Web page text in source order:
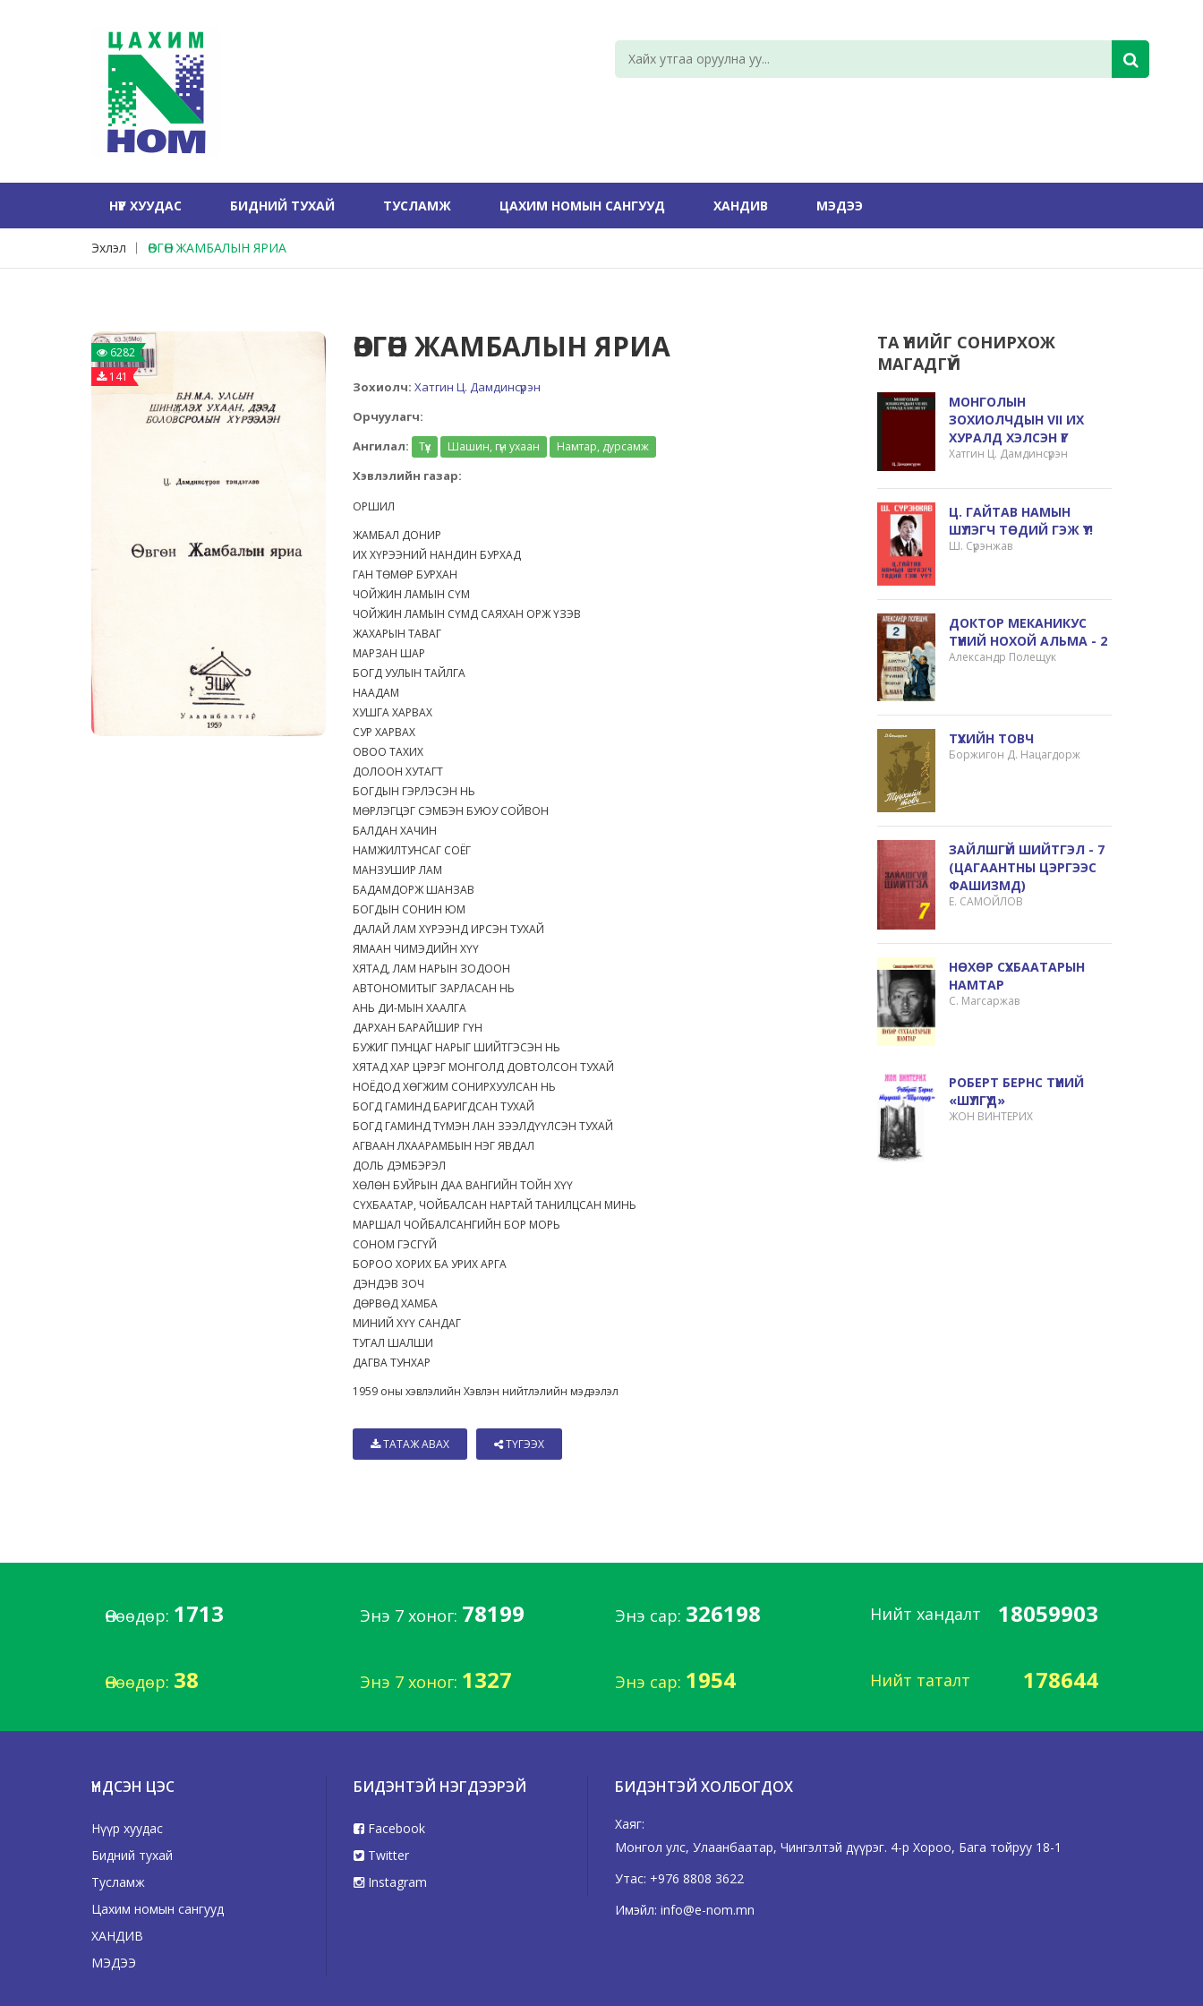
НҮҮР ХУУДАС БИДНИЙ ТУХАЙ ТУСЛАМЖ ЦАХИМ НОМЫН САНГУУД ХАНДИВ МЭДЭЭ
Эхлэл ӨВГӨН ЖАМБАЛЫН ЯРИА
6282
141
ӨВГӨН ЖАМБАЛЫН ЯРИА
Зохиолч: Хатгин Ц. Дамдинсүрэн
Орчуулагч:
Ангилал:
Түүх Шашин, гүн ухаан Намтар, дурсамж
Хэвлэлийн газар:
ОРШИЛ
ЖАМБАЛ ДОНИР
ИХ ХҮРЭЭНИЙ НАНДИН БУРХАД
ГАН ТӨМӨР БУРХАН
ЧОЙЖИН ЛАМЫН СҮМ
ЧОЙЖИН ЛАМЫН СҮМД САЯХАН ОРЖ ҮЗЭВ
ЖАХАРЫН ТАВАГ
МАРЗАН ШАР
БОГД УУЛЫН ТАЙЛГА
НААДАМ
ХУШГА ХАРВАХ
СУР ХАРВАХ
ОВОО ТАХИХ
ДОЛООН ХУТАГТ
БОГДЫН ГЭРЛЭСЭН НЬ
МӨРЛЭГЦЭГ СЭМБЭН БУЮУ СОЙВОН
БАЛДАН ХАЧИН
НАМЖИЛТУНСАГ СОЁГ
МАНЗУШИР ЛАМ
БАДАМДОРЖ ШАНЗАВ
БОГДЫН СОНИН ЮМ
ДАЛАЙ ЛАМ ХҮРЭЭНД ИРСЭН ТУХАЙ
ЯМААН ЧИМЭДИЙН ХҮҮ
ХЯТАД, ЛАМ НАРЫН ЗОДООН
АВТОНОМИТЫГ ЗАРЛАСАН НЬ
АНЬ ДИ-МЫН ХААЛГА
ДАРХАН БАРАЙШИР ГҮН
БУЖИГ ПУНЦАГ НАРЫГ ШИЙТГЭСЭН НЬ
ХЯТАД ХАР ЦЭРЭГ МОНГОЛД ДОВТОЛСОН ТУХАЙ
НОЁДОД ХӨГЖИМ СОНИРХУУЛСАН НЬ
БОГД ГАМИНД БАРИГДСАН ТУХАЙ
БОГД ГАМИНД ТҮМЭН ЛАН ЗЭЭЛДҮҮЛСЭН ТУХАЙ
АГВААН ЛХААРАМБЫН НЭГ ЯВДАЛ
ДОЛЬ ДЭМБЭРЭЛ
ХӨЛӨН БУЙРЫН ДАА ВАНГИЙН ТОЙН ХҮҮ
СҮХБААТАР, ЧОЙБАЛСАН НАРТАЙ ТАНИЛЦСАН МИНЬ
МАРШАЛ ЧОЙБАЛСАНГИЙН БОР МОРЬ
СОНОМ ГЭСГҮЙ
БОРОО ХОРИХ БА УРИХ АРГА
ДЭНДЭВ ЗОЧ
ДӨРВӨД ХАМБА
МИНИЙ ХҮҮ САНДАГ
ТУГАЛ ШАЛШИ
ДАГВА ТУНХАР
1959 оны хэвлэлийн Хэвлэн нийтлэлийн мэдээлэл
ТАТАЖ АВАХ ТҮГЭЭХ
ТА ҮҮНИЙГ СОНИРХОЖ
МАГАДГҮЙ
МОНГОЛЫН
ЗОХИОЛЧДЫН VII ИХ
ХУРАЛД ХЭЛСЭН ҮГ
Хатгин Ц. Дамдинсүрэн
Ц. ГАЙТАВ НАМЫН
ШҮЛЭГЧ ТӨДИЙ ГЭЖ ҮҮ?!
Ш. Сүрэнжав
ДОКТОР МЕКАНИКУС
ТҮҮНИЙ НОХОЙ АЛЬМА - 2
Александр Полещук
ТҮҮХИЙН ТОВЧ
Боржигон Д. Нацагдорж
ЗАЙЛШГҮЙ ШИЙТГЭЛ - 7
(ЦАГААНТНЫ ЦЭРГЭЭС
ФАШИЗМД)
Е. САМОЙЛОВ
НӨХӨР СҮХБААТАРЫН
НАМТАР
С. Магсаржав
РОБЕРТ БЕРНС ТҮҮНИЙ
«ШҮЛГҮҮД»
ЖОН ВИНТЕРИХ
Өнөөдөр: 1713 Энэ 7 хоног: 78199 Энэ сар: 326198 Нийт хандалт 18059903
Өнөөдөр: 38 Энэ 7 хоног: 1327 Энэ сар: 1954 Нийт таталт 178644
ҮНДСЭН ЦЭС
Нүүр хуудас
Бидний тухай
Тусламж
Цахим номын сангууд
ХАНДИВ
МЭДЭЭ
БИДЭНТЭЙ НЭГДЭЭРЭЙ
Facebook
Twitter
Instagram
БИДЭНТЭЙ ХОЛБОГДОХ
Хаяг:
Монгол улс, Улаанбаатар, Чингэлтэй дүүрэг. 4-р Хороо, Бага тойруу 18-1
Утас: +976 8808 3622
Имэйл: info@e-nom.mn